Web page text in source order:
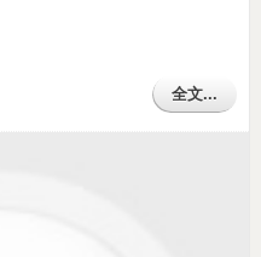
全文...